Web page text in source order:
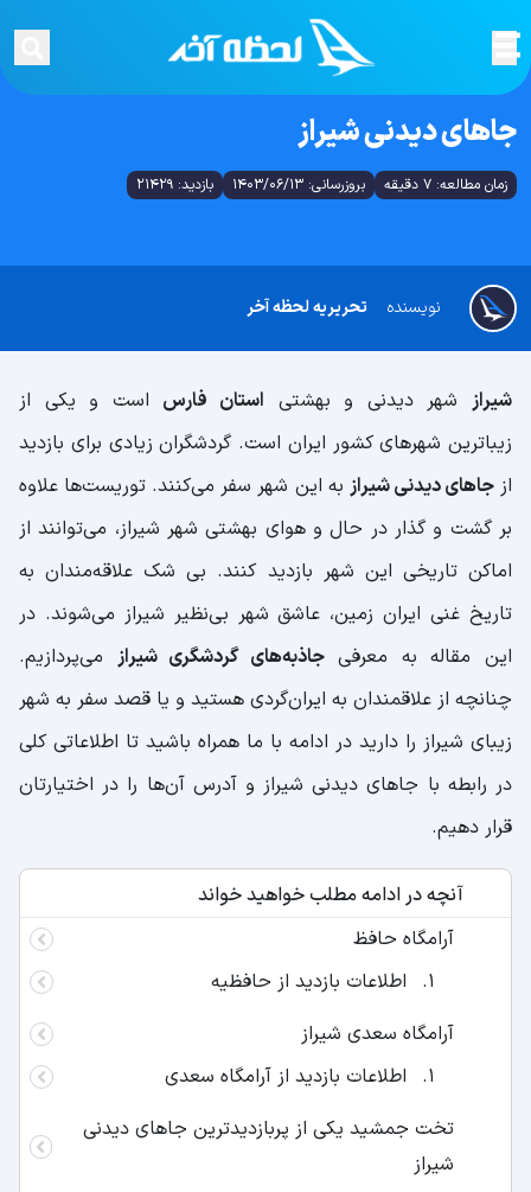
جاهای دیدنی شیراز
زمان مطالعه: 7 دقیقه بروزرسانی: 1403/06/13 بازدید: 21429
تحریریه لحظه آخر نویسنده
شیرازشهر دیدنی و بهشتی استان فارس است و یکی از
زیباترین شهرهای کشور ایران است. گردشگران زیادی برای بازدید
ازجاهای دیدنی شیراز به این شهر سفر می‌کنند. توریست‌ها علاوه
بر گشت و گذار در حال و هوای بهشتی شهر شیراز، می‌توانند از
اماکن تاریخی این شهر بازدید کنند. بی شک علاقه‌مندان به
تاریخ غنی ایران زمین، عاشق شهر بی‌نظیر شیراز می‌شوند. در
این مقاله به معرفیجاذبه‌های گردشگری شیراز می‌پردازیم.
چنانچه از علاقمندان به ایران‌گردی هستید و یا قصد سفر به شهر
زیبای شیراز را دارید در ادامه با ما همراه باشید تا اطلاعاتی کلی
در رابطه با جاهای دیدنی شیراز و آدرس آن‌ها را در اختیارتان
قرار دهیم.
آنچه در ادامه مطلب خواهید خواند
آرامگاه حافظ
اطلاعات بازدید از حافظیه
آرامگاه سعدی شیراز
اطلاعات بازدید از آرامگاه سعدی
تخت جمشید یکی از پربازدیدترین جاهای دیدنی
شیراز